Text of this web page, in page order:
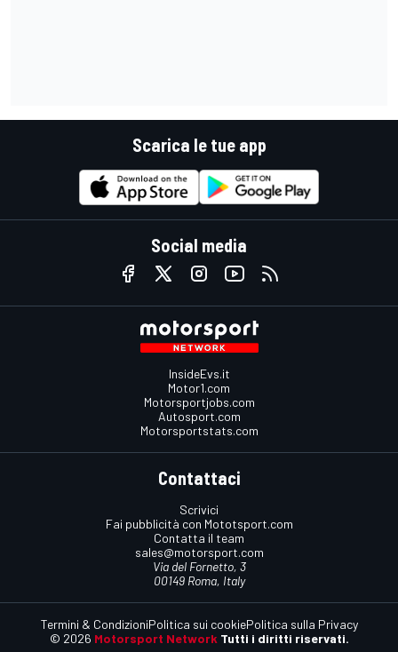
Scarica le tue app
Social media
InsideEvs.it
Motor1.com
Motorsportjobs.com
Autosport.com
Motorsportstats.com
Contattaci
Scrivici
Fai pubblicità con Mototsport.com
Contatta il team
sales@motorsport.com
Via del Fornetto, 3
00149 Roma, Italy
© 2026 Motorsport Network Tutti i diritti riservati.
Termini & CondizioniPolitica sui cookiePolitica sulla Privacy